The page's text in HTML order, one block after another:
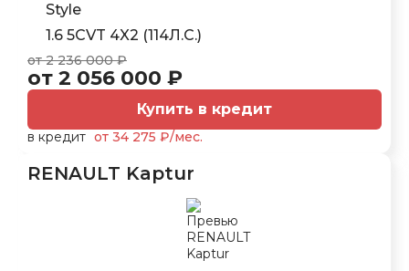
Style
1.6 5CVT 4X2 (114Л.С.)
от 2 236 000 ₽
от 2 056 000 ₽
Купить в кредит
в кредит от 34 275 ₽/мес.
RENAULT Kaptur